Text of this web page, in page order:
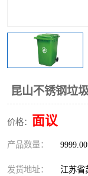
昆山不锈钢垃
价格： 面议
产品数量：
发货地址： 江苏省